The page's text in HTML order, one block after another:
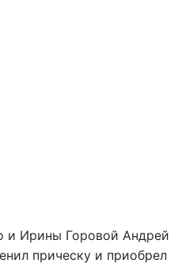
и Ирины Горовой Андрей
прическу и приобрел